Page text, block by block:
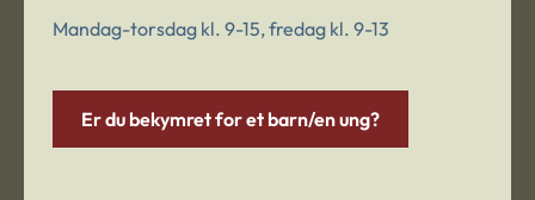
Mandag-torsdag kl. 9-15, fredag kl. 9-13
Er du bekymret for et barn/en ung?